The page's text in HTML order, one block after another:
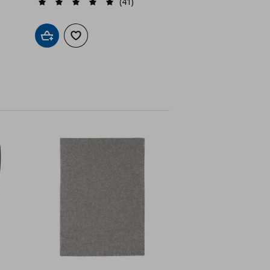
Προσθήκη στο καλάθι
Προσθήκη στα αγαπημένα